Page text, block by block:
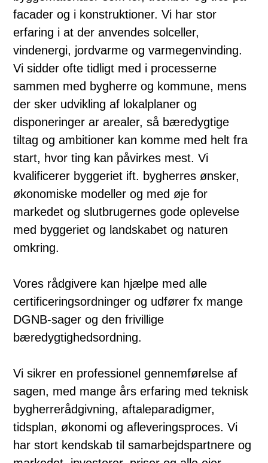
facader og i konstruktioner. Vi har stor
erfaring i at der anvendes solceller,
vindenergi, jordvarme og varmegenvinding.
Vi sidder ofte tidligt med i processerne
sammen med bygherre og kommune, mens
der sker udvikling af lokalplaner og
disponeringer ar arealer, så bæredygtige
tiltag og ambitioner kan komme med helt fra
start, hvor ting kan påvirkes mest. Vi
kvalificerer byggeriet ift. bygherres ønsker,
økonomiske modeller og med øje for
markedet og slutbrugernes gode oplevelse
med byggeriet og landskabet og naturen
omkring.
Vores rådgivere kan hjælpe med alle
certificeringsordninger og udfører fx mange
DGNB-sager og den frivillige
bæredygtighedsordning.
Vi sikrer en professionel gennemførelse af
sagen, med mange års erfaring med teknisk
bygherrerådgivning, aftaleparadigmer,
tidsplan, økonomi og afleveringsproces. Vi
har stort kendskab til samarbejdspartnere og